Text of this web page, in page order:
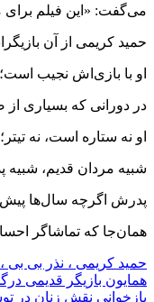
می‌گفت: «این فیلم برای
حمید کریمی از آن
او با بازی‌اش نجیب
در دورانی که بسیاری
او نه ستاره است، نه
شبیه مردان قدیم،
پدرش اگرچه سال‌ها
همان‌جا که تماشاگر
حمید کریمی ، نذر بی بی
راهبری
همایون بازیگر قدیمی
بازخوانی نقش زنان در